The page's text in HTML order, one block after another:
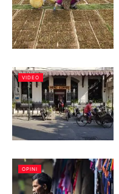
VIDEO
OPINI